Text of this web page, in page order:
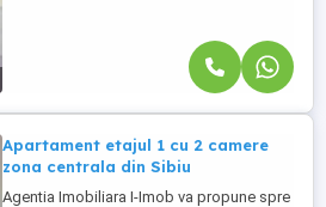
Apartament etajul 1 cu 2 camere
zona centrala din Sibiu
Agentia Imobiliara I-Imob va propune spre